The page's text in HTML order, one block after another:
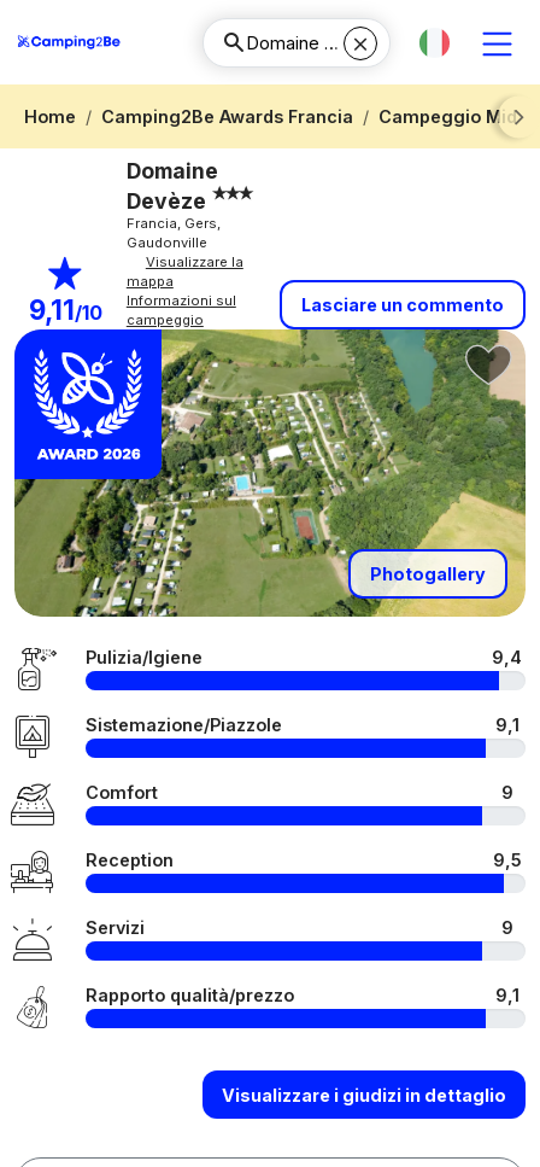
Home Camping2Be Awards Francia
Campeggio Midi-
Next
9,11/10
Domaine
Devèze
Francia, Gers,
Gaudonville
Visualizzare la
mappa
Informazioni sul
campeggio
Lasciare un commento
Photogallery
Pulizia/Igiene 9,4
Sistemazione/Piazzole 9,1
Comfort 9
Reception 9,5
Servizi 9
Rapporto qualità/prezzo 9,1
Visualizzare i giudizi in dettaglio